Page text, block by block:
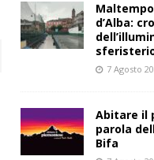
d’Alba:
7 Agosto
Abitare il
parola
Bifa